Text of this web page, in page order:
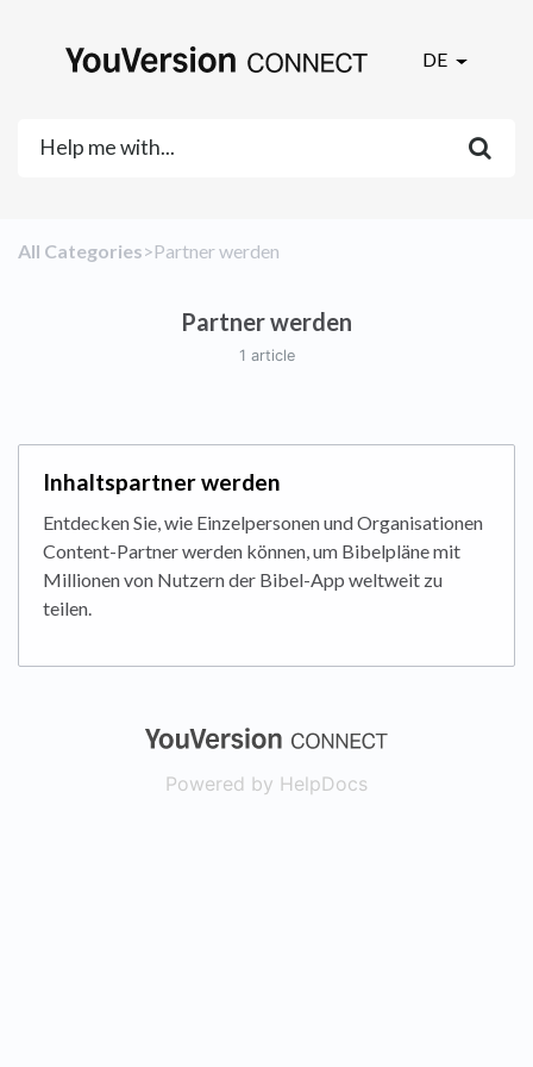
DE
All Categories​>​​Partner werden
Partner werden
1 article
Inhaltspartner werden
Entdecken Sie, wie Einzelpersonen und Organisationen
Content-Partner werden können, um Bibelpläne mit
Millionen von Nutzern der Bibel-App weltweit zu
teilen.
(opens in a
Powered by HelpDocs